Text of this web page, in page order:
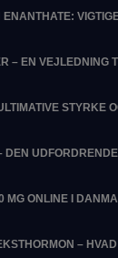
– EN VEJLEDNING
STYRKE
MG ONLINE I
–